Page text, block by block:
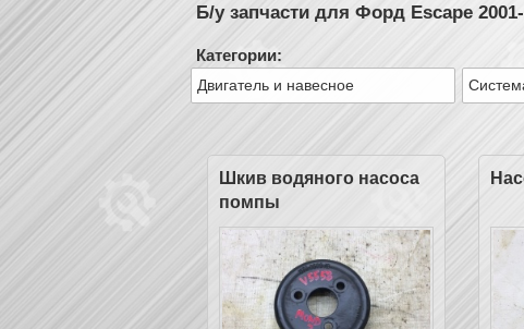
Б/у запчасти для Форд Escape
Категории:
Двигатель и навесное
Шкив водяного насоса
помпы